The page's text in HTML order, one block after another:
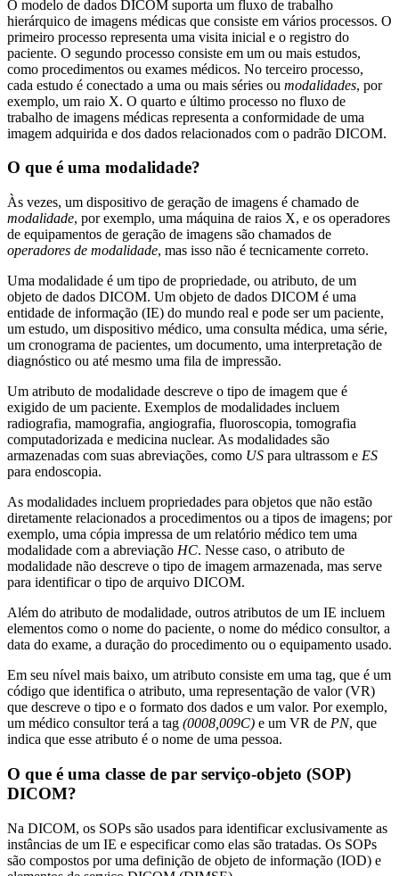
O modelo de dados DICOM suporta um fluxo de trabalho
hierárquico de imagens médicas que consiste em vários processos. O
primeiro processo representa uma visita inicial e o registro do
paciente. O segundo processo consiste em um ou mais estudos,
como procedimentos ou exames médicos. No terceiro processo,
cada estudo é conectado a uma ou mais séries ou modalidades, por
exemplo, um raio X. O quarto e último processo no fluxo de
trabalho de imagens médicas representa a conformidade de uma
imagem adquirida e dos dados relacionados com o padrão DICOM.
O que é uma modalidade?
Às vezes, um dispositivo de geração de imagens é chamado de
modalidade, por exemplo, uma máquina de raios X, e os operadores
de equipamentos de geração de imagens são chamados de
operadores de modalidade, mas isso não é tecnicamente correto.
Uma modalidade é um tipo de propriedade, ou atributo, de um
objeto de dados DICOM. Um objeto de dados DICOM é uma
entidade de informação (IE) do mundo real e pode ser um paciente,
um estudo, um dispositivo médico, uma consulta médica, uma série,
um cronograma de pacientes, um documento, uma interpretação de
diagnóstico ou até mesmo uma fila de impressão.
Um atributo de modalidade descreve o tipo de imagem que é
exigido de um paciente. Exemplos de modalidades incluem
radiografia, mamografia, angiografia, fluoroscopia, tomografia
computadorizada e medicina nuclear. As modalidades são
armazenadas com suas abreviações, como US para ultrassom e ES
para endoscopia.
As modalidades incluem propriedades para objetos que não estão
diretamente relacionados a procedimentos ou a tipos de imagens; por
exemplo, uma cópia impressa de um relatório médico tem uma
modalidade com a abreviação HC. Nesse caso, o atributo de
modalidade não descreve o tipo de imagem armazenada, mas serve
para identificar o tipo de arquivo DICOM.
Além do atributo de modalidade, outros atributos de um IE incluem
elementos como o nome do paciente, o nome do médico consultor, a
data do exame, a duração do procedimento ou o equipamento usado.
Em seu nível mais baixo, um atributo consiste em uma tag, que é um
código que identifica o atributo, uma representação de valor (VR)
que descreve o tipo e o formato dos dados e um valor. Por exemplo,
um médico consultor terá a tag (0008,009C) e um VR de PN, que
indica que esse atributo é o nome de uma pessoa.
O que é uma classe de par serviço-objeto (SOP)
DICOM?
Na DICOM, os SOPs são usados para identificar exclusivamente as
instâncias de um IE e especificar como elas são tratadas. Os SOPs
são compostos por uma definição de objeto de informação (IOD) e